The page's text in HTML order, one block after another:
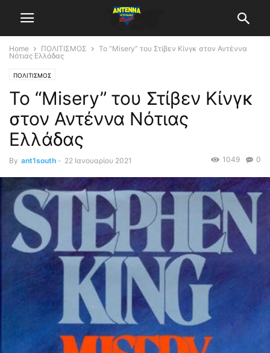
Home ΠΟΛΙΤΙΣΜΟΣ
Το “Misery” του Στίβεν Κίνγκ στον Αντέννα
Νότιας Ελλάδας
ΠΟΛΙΤΙΣΜΟΣ
Το “Misery” του Στίβεν Κίνγκ
στον Αντέννα Νότιας
Ελλάδας
By ant1south - 22 Ιανουαρίου 2021 0
1049